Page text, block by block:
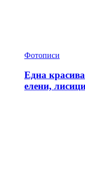
Фотописи
Една
елени,